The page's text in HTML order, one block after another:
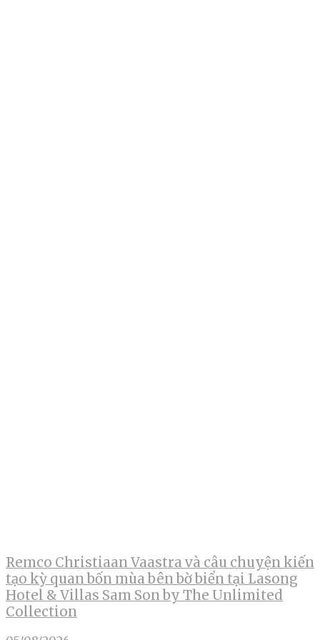
Remco Christiaan Vaastra và câu chuyện kiến
tạo kỳ quan bốn mùa bên bờ biển tại Lasong
Hotel & Villas Sam Son by The Unlimited
Collection